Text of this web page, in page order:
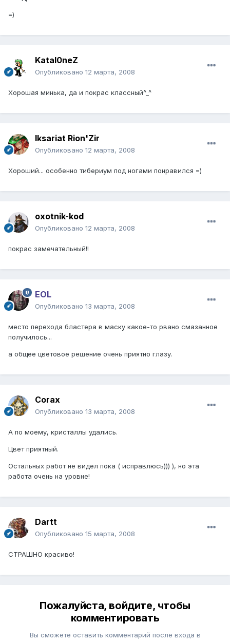
=)
Katal0neZ
Опубликовано 12 марта, 2008
Хорошая минька, да и покрас классный^_^
Iksariat Rion'Zir
Опубликовано 12 марта, 2008
Хороший... особенно тибериум под ногами понравился =)
oxotnik-kod
Опубликовано 12 марта, 2008
покрас замечательный!!
EOL
Опубликовано 13 марта, 2008
место перехода бластера в маску какое-то рвано смазанное
получилось...
а общее цветовое решение очень приятно глазу.
Corax
Опубликовано 13 марта, 2008
А по моему, кристаллы удались.
Цвет приятный.
Остальных работ не видел пока ( исправлюсь))) ), но эта
работа очень на уровне!
Dartt
Опубликовано 15 марта, 2008
СТРАШНО красиво!
Пожалуйста, войдите, чтобы
комментировать
Вы сможете оставить комментарий после входа в